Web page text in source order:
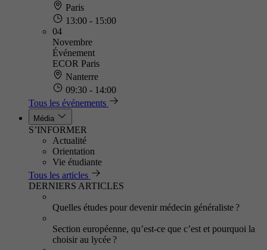
Paris
13:00 - 15:00
04
Novembre
Événement
ECOR Paris
Nanterre
09:30 - 14:00
Tous les événements
Média
S’INFORMER
Actualité
Orientation
Vie étudiante
Tous les articles
DERNIERS ARTICLES
Quelles études pour devenir médecin généraliste ?
Section européenne, qu’est-ce que c’est et pourquoi la
choisir au lycée ?